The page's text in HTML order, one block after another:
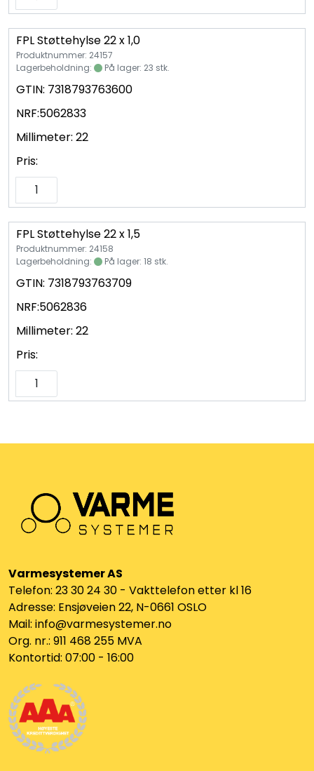
FPL Støttehylse 22 x 1,0
Produktnummer: 24157
Lagerbeholdning:
På lager: 23 stk.
GTIN: 7318793763600
NRF:5062833
Millimeter: 22
Pris:
FPL Støttehylse 22 x 1,5
Produktnummer: 24158
Lagerbeholdning:
På lager: 18 stk.
GTIN: 7318793763709
NRF:5062836
Millimeter: 22
Pris:
Varmesystemer AS
Telefon: 23 30 24 30 - Vakttelefon etter kl 16
Adresse: Ensjøveien 22, N-0661 OSLO
Mail: info@varmesystemer.no
Org. nr.: 911 468 255 MVA
Kontortid: 07:00 - 16:00